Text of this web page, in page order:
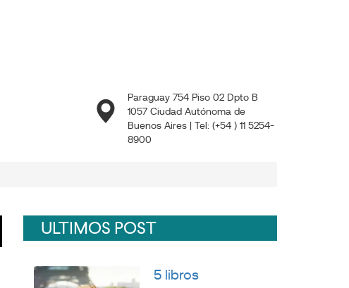
Paraguay 754 Piso 02 Dpto B
1057 Ciudad Autónoma de
Buenos Aires | Tel: (+54 ) 11 5254-
8900
ULTIMOS POST
5 libros